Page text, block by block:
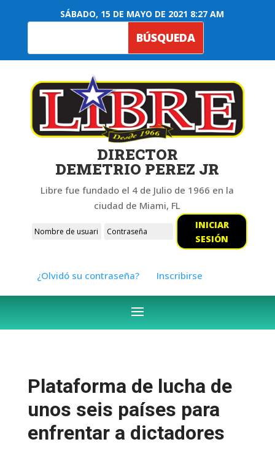
SÁBADO, 15 DE MAYO DE 2021 8:27 AM
DIRECTOR
DEMETRIO PEREZ JR
Libre fue fundado el 4 de Julio de 1966 en la
ciudad de Miami, FL
INICIAR
SESIÓN
¿Olvidó su contraseña? Inscribirse
Plataforma de lucha de
unos seis países para
enfrentar a dictadores